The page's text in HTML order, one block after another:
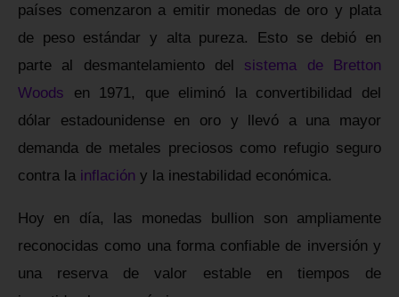
países comenzaron a emitir monedas de oro y plata
de peso estándar y alta pureza. Esto se debió en
parte al desmantelamiento del sistema de Bretton
Woods en 1971, que eliminó la convertibilidad del
dólar estadounidense en oro y llevó a una mayor
demanda de metales preciosos como refugio seguro
contra la inflación y la inestabilidad económica.
Hoy en día, las monedas bullion son ampliamente
reconocidas como una forma confiable de inversión y
una reserva de valor estable en tiempos de